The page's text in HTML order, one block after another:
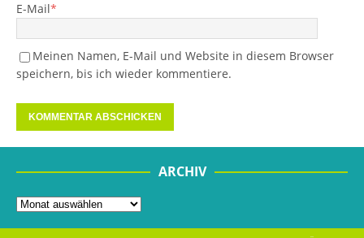
E-Mail*
Meinen Namen, E-Mail und Website in diesem Browser
speichern, bis ich wieder kommentiere.
ARCHIV